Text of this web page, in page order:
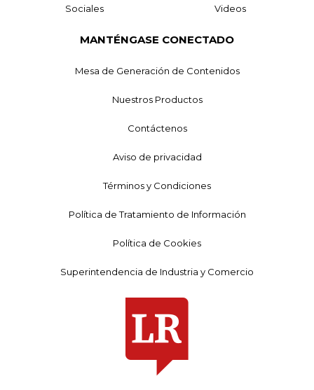
Sociales Videos
MANTÉNGASE CONECTADO
Mesa de Generación de Contenidos
Nuestros Productos
Contáctenos
Aviso de privacidad
Términos y Condiciones
Política de Tratamiento de Información
Política de Cookies
Superintendencia de Industria y Comercio